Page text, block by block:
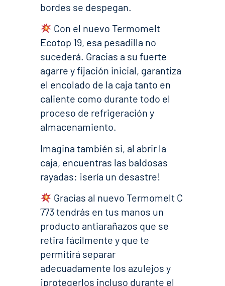
bordes se despegan.
Con el nuevo Termomelt
Ecotop 19, esa pesadilla no
sucederá. Gracias a su fuerte
agarre y fijación inicial, garantiza
el encolado de la caja tanto en
caliente como durante todo el
proceso de refrigeración y
almacenamiento.
Imagina también si, al abrir la
caja, encuentras las baldosas
rayadas: ¡sería un desastre!
Gracias al nuevo Termomelt C
773 tendrás en tus manos un
producto antiarañazos que se
retira fácilmente y que te
permitirá separar
adecuadamente los azulejos y
¡protegerlos incluso durante el